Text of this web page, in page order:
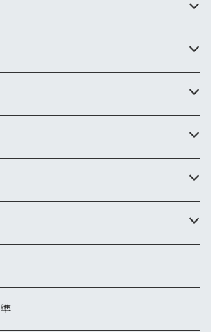
（半袖・袖無し）
（長袖・７分）
ンツ
ド
ニー